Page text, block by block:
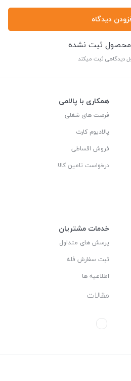
دیدگاه
محصول ثبت نشده
دیدگاهی ثبت میکند
همکاری با پالامی
فرصت های شغلی
پالادیوم کارت
فروش اقساطی
درخواست تامین کالا
خدمات مشتریان
پرسش های متداول
ثبت سفارش فله
اطلاعیه ها
مقالات